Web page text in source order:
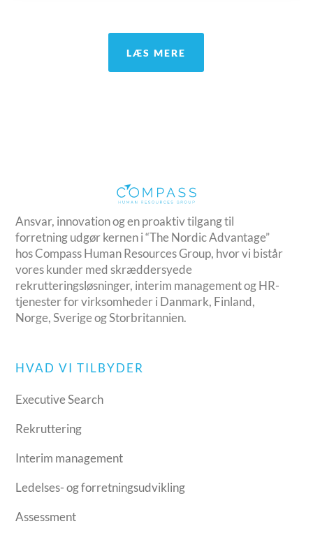
LÆS MERE
Ansvar, innovation og en proaktiv tilgang til
forretning udgør kernen i “The Nordic Advantage”
hos Compass Human Resources Group, hvor vi bistår
vores kunder med skræddersyede
rekrutteringsløsninger, interim management og HR-
tjenester for virksomheder i Danmark, Finland,
Norge, Sverige og Storbritannien.
HVAD VI TILBYDER
Executive Search
Rekruttering
Interim management
Ledelses- og forretningsudvikling
Assessment